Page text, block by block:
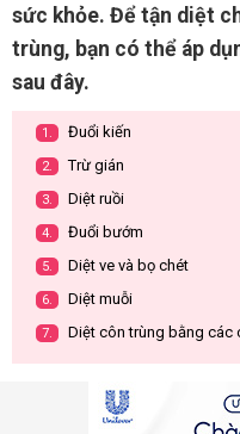
sức khỏe. Để tận diệt
trùng, bạn có thể áp
sau đây.
1. Đuổi kiến
2. Trừ gián
3. Diệt ruồi
4. Đuổi bướm
5. Diệt ve và bọ chét
6. Diệt muỗi
7. Diệt côn trùng bằng các